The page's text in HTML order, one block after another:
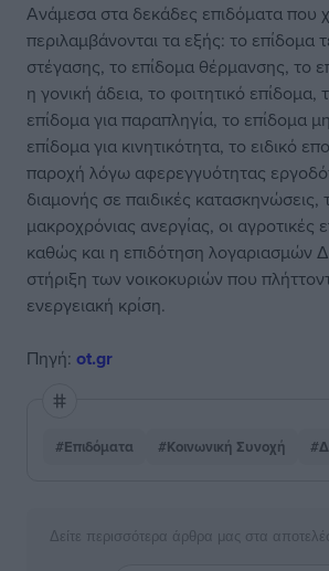
Ανάμεσα στα δεκάδες επιδόματα που
περιλαμβάνονται τα εξής: το επίδομα
στέγασης, το επίδομα θέρμανσης, το
η γονική άδεια, το φοιτητικό επίδομα,
επίδομα για παραπληγία, το επίδομα
επίδομα για κινητικότητα, το ειδικό
παροχή λόγω αφερεγγυότητας
διαμονής σε παιδικές κατασκηνώσεις,
μακροχρόνιας ανεργίας, οι αγροτικές
καθώς και η επιδότηση λογαριασμών
στήριξη των νοικοκυριών που
ενεργειακή κρίση.
Πηγή: ot.gr
#Επιδόματα #Κοινωνική Συνοχή
Δείτε περισσότερα άρθρα μας στα